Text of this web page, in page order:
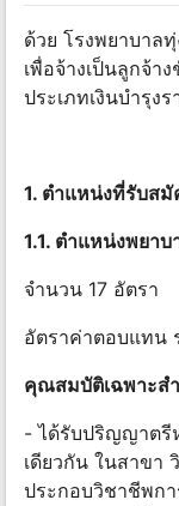
ด้วย โรงพยาบาล
เพื่อจ้างเป็นลูกจ้า
ประเภทเงินบํารุงร
1. ตําแหน่งที่รับสมั
1.1. ตําแหน่งพยา
จํานวน 17 อัตรา
อัตราค่าตอบแทน
คุณสมบัติเฉพาะสํ
- ได้รับปริญญาตรี
เดียวกัน ในสาขา
ประกอบวิชาชีพก